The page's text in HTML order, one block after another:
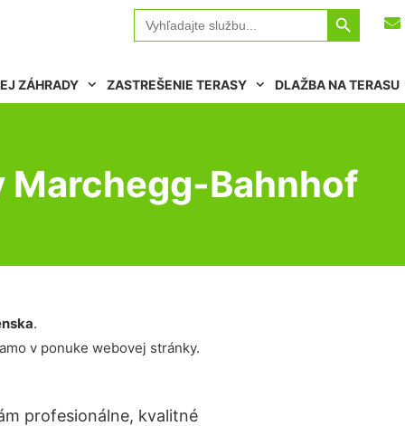
Search
for:
Search Button
ZÁHRADY ZASTREŠENIE TERASY DLAŽBA NA TERASU
Marchegg-Bahnhof
.
v ponuke webovej stránky.
profesionálne, kvalitné